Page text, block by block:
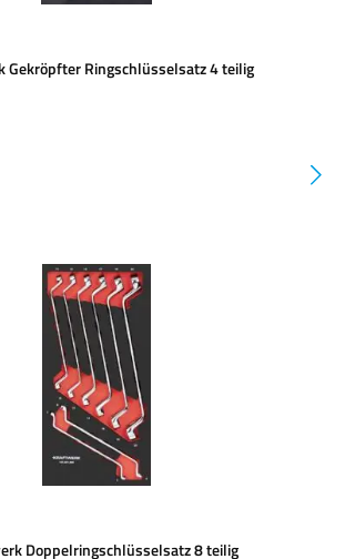
Gekröpfter Ringschlüsselsatz 4 teilig
Doppelringschlüsselsatz 8 teilig